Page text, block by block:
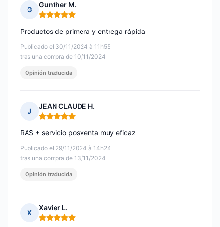
G
Gunther M.
Nota: 5 de 5
Publicado el 30/11/2024 à 11h55
tras una compra de 10/11/2024
Productos de primera y entrega rápida
Opinión traducida
J
JEAN CLAUDE H.
Nota: 5 de 5
Publicado el 29/11/2024 à 14h24
tras una compra de 13/11/2024
RAS + servicio posventa muy eficaz
Opinión traducida
X
Xavier L.
Nota: 5 de 5